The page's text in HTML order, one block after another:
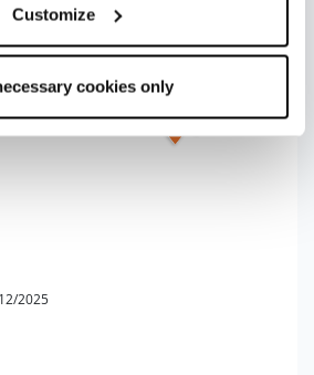
Customize
cookies only
1
2
2025